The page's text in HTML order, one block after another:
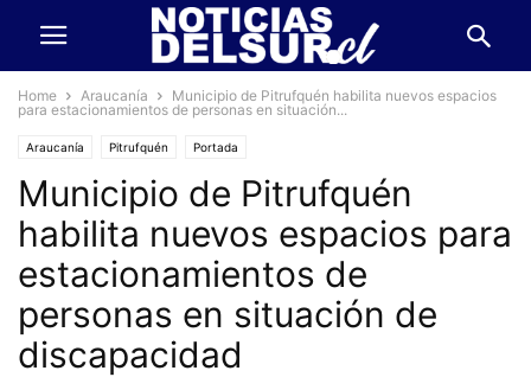
Home Araucanía
Municipio de Pitrufquén habilita nuevos espacios
para estacionamientos de personas en situación...
Araucanía Pitrufquén Portada
Municipio de Pitrufquén
habilita nuevos espacios para
estacionamientos de
personas en situación de
discapacidad